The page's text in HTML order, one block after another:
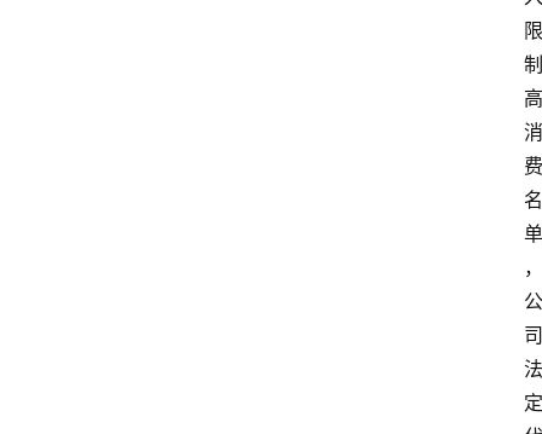
限
制
高
消
费
名
单
，
公
司
法
定